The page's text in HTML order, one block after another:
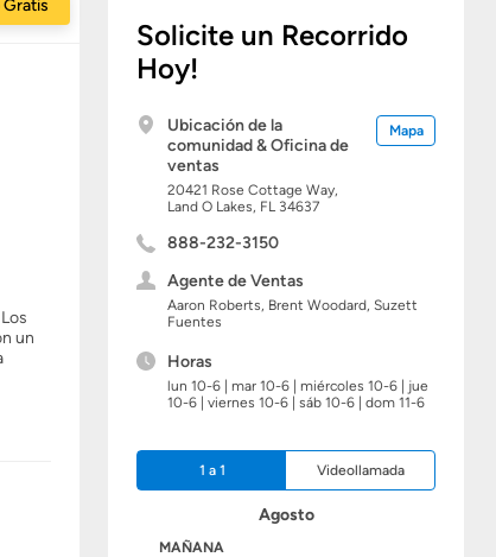
Solicite un Recorrido
Hoy!
Ubicación de la
comunidad & Oficina de
ventas
20421 Rose Cottage Way,
Land O Lakes, FL 34637
Mapa
888-232-3150
Agente de Ventas
Aaron Roberts, Brent Woodard, Suzett
Fuentes
Horas
lun 10-6 | mar 10-6 | miércoles 10-6 | jue
10-6 | viernes 10-6 | sáb 10-6 | dom 11-6
1 a 1 Videollamada
Agosto
MAÑANA
Gratis
un